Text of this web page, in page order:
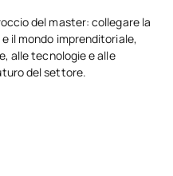
del master: collegare la
il mondo imprenditoriale,
alle tecnologie e alle
del settore.